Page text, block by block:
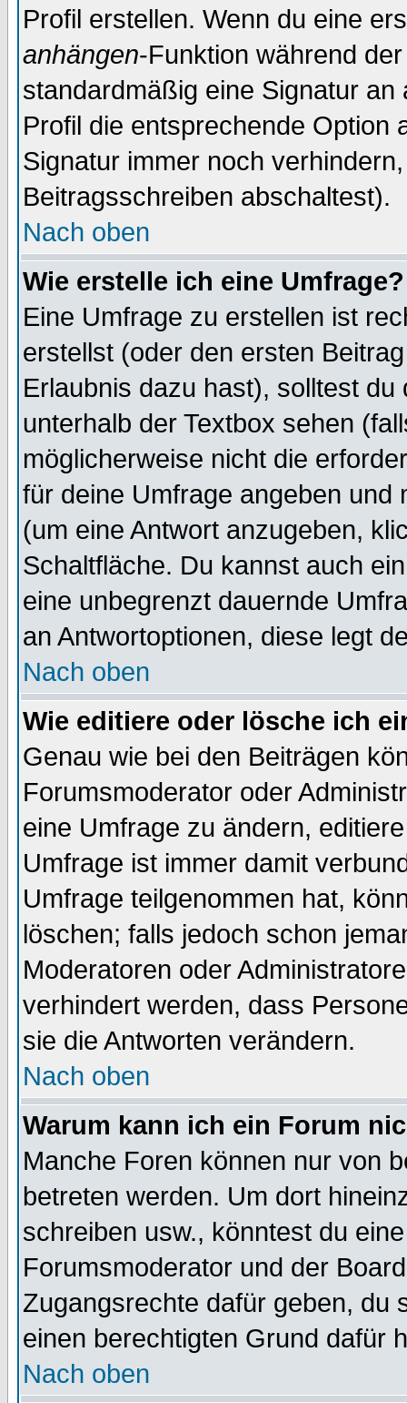
Profil erstellen. Wenn du eine
anhängen-Funktion während
standardmäßig eine Signatur
Profil die entsprechende Option
Signatur immer noch
Beitragsschreiben abschaltest).
Nach oben
Wie erstelle ich eine Umfrage?
Eine Umfrage zu erstellen ist
erstellst (oder den ersten
Erlaubnis dazu hast), solltest
unterhalb der Textbox sehen
möglicherweise nicht die
für deine Umfrage angeben und
(um eine Antwort anzugeben,
Schaltfläche. Du kannst auch
eine unbegrenzt dauernde
an Antwortoptionen, diese legt
Nach oben
Wie editiere oder lösche ich
Genau wie bei den Beiträgen
Forumsmoderator oder
eine Umfrage zu ändern,
Umfrage ist immer damit
Umfrage teilgenommen hat,
löschen; falls jedoch schon
Moderatoren oder
verhindert werden, dass
sie die Antworten verändern.
Nach oben
Warum kann ich ein Forum
Manche Foren können nur von
betreten werden. Um dort
schreiben usw., könntest du
Forumsmoderator und der
Zugangsrechte dafür geben, du
einen berechtigten Grund dafür
Nach oben